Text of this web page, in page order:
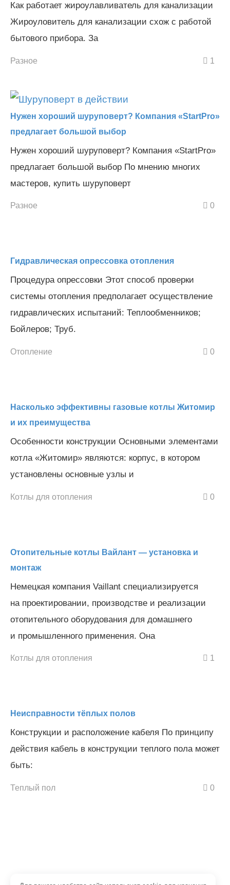
Как работает жироулавливатель для канализации
Жироуловитель для канализации схож с работой
бытового прибора. За
Разное 1
Нужен хороший шуруповерт? Компания «StartPro»
предлагает большой выбор
Нужен хороший шуруповерт? Компания «StartPro»
предлагает большой выбор По мнению многих
мастеров, купить шуруповерт
Разное 0
Гидравлическая опрессовка отопления
Процедура опрессовки Этот способ проверки
системы отопления предполагает осуществление
гидравлических испытаний: Теплообменников;
Бойлеров; Труб.
Отопление 0
Насколько эффективны газовые котлы Житомир
и их преимущества
Особенности конструкции Основными элементами
котла «Житомир» являются: корпус, в котором
установлены основные узлы и
Котлы для отопления 0
Отопительные котлы Вайлант — установка и
монтаж
Немецкая компания Vaillant специализируется
на проектировании, производстве и реализации
отопительного оборудования для домашнего
и промышленного применения. Она
Котлы для отопления 1
Неисправности тёплых полов
Конструкции и расположение кабеля По принципу
действия кабель в конструкции теплого пола может
быть:
Теплый пол 0